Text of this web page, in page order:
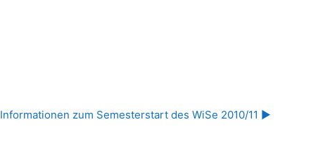
Informationen zum Semesterstart des WiSe 2010/11 ▶︎